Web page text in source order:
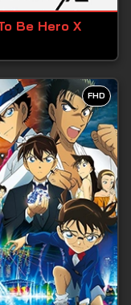
Be Hero X
FHD